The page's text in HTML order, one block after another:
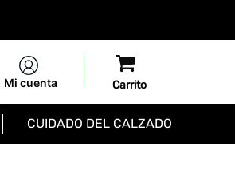
Mi cuenta
CUIDADO DEL CALZADO